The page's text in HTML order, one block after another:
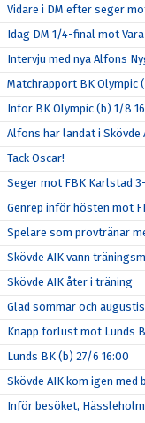
Vidare i DM efter seger
Idag DM 1/4-final mot
Intervju med nya Alfons
Matchrapport BK Olympic
Inför BK Olympic (b) 1/8
Alfons har landat i Skövde
Tack Oscar!
Seger mot FBK Karlstad
Genrep inför hösten mot
Spelare som provtränar
Skövde AIK vann
Skövde AIK åter i träning
Glad sommar och
Knapp förlust mot Lunds
Lunds BK (b) 27/6 16:00
Skövde AIK kom igen
Inför besöket, Hässleholm